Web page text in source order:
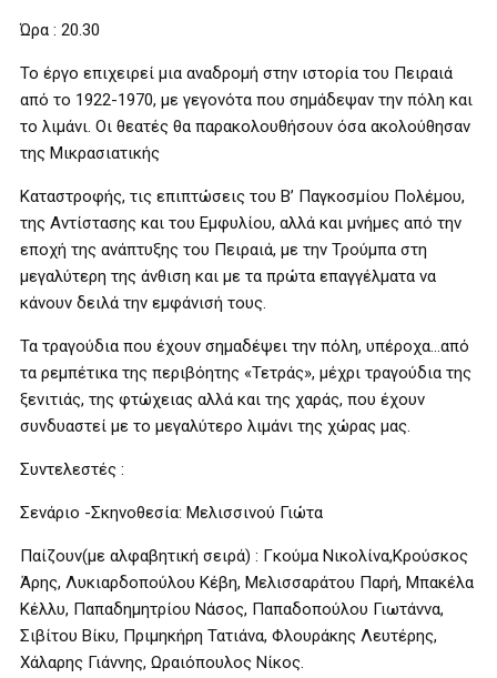
Ώρα : 20.30
Το έργο επιχειρεί μια αναδρομή στην ιστορία του Πειραιά
από το 1922-1970, με γεγονότα που σημάδεψαν την πόλη και
το λιμάνι. Οι θεατές θα παρακολουθήσουν όσα ακολούθησαν
της Μικρασιατικής
Καταστροφής, τις επιπτώσεις του Β’ Παγκοσμίου Πολέμου,
της Αντίστασης και του Εμφυλίου, αλλά και μνήμες από την
εποχή της ανάπτυξης του Πειραιά, με την Τρούμπα στη
μεγαλύτερη της άνθιση και με τα πρώτα επαγγέλματα να
κάνουν δειλά την εμφάνισή τους.
Τα τραγούδια που έχουν σημαδέψει την πόλη, υπέροχα…από
τα ρεμπέτικα της περιβόητης «Τετράς», μέχρι τραγούδια της
ξενιτιάς, της φτώχειας αλλά και της χαράς, που έχουν
συνδυαστεί με το μεγαλύτερο λιμάνι της χώρας μας.
Συντελεστές :
Σενάριο -Σκηνοθεσία: Μελισσινού Γιώτα
Παίζουν(με αλφαβητική σειρά) : Γκούμα Νικολίνα,Κρούσκος
Άρης, Λυκιαρδοπούλου Κέβη, Μελισσαράτου Παρή, Μπακέλα
Κέλλυ, Παπαδημητρίου Νάσος, Παπαδοπούλου Γιωτάννα,
Σιβίτου Βίκυ, Πριμηκήρη Τατιάνα, Φλουράκης Λευτέρης,
Χάλαρης Γιάννης, Ωραιόπουλος Νίκος.